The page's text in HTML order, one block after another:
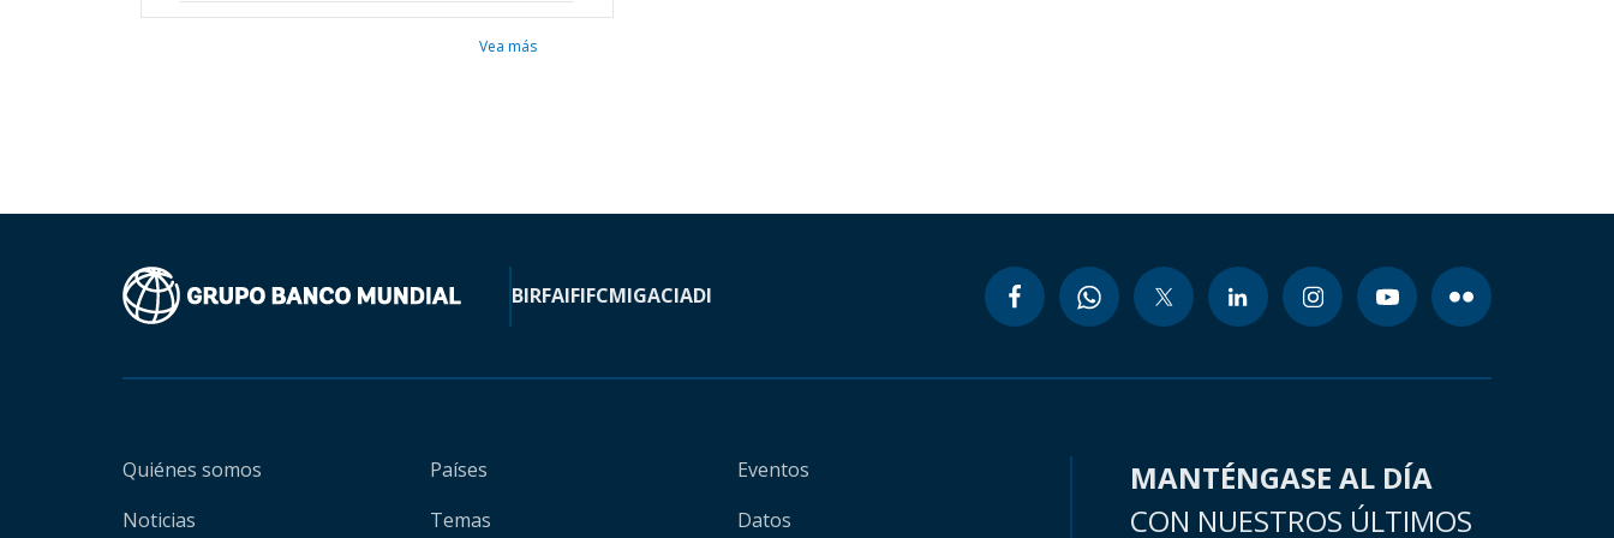
Vea más
BIRFAIFIFCMIGACIADI
Quiénes somos
Noticias
Países
Temas
Eventos
Datos
MANTÉNGASE AL DÍA
CON NUESTROS ÚLTIMOS